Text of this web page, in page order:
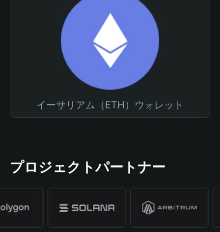
イーサリアム（ETH）ウォレット
プロジェクトパートナー